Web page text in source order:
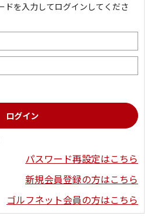
ドを入力してログインしてくださ
パスワード再設定はこちら
新規会員登録の方はこちら
ゴルフネット会員の方はこちら